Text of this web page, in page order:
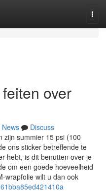
over
News
Discuss
zijn summier 15 psi (100
ons sticker betreffende te
hebt, is dit benutten over je
om een goede hoeveelheid
wrapfolie wilt u dan ook